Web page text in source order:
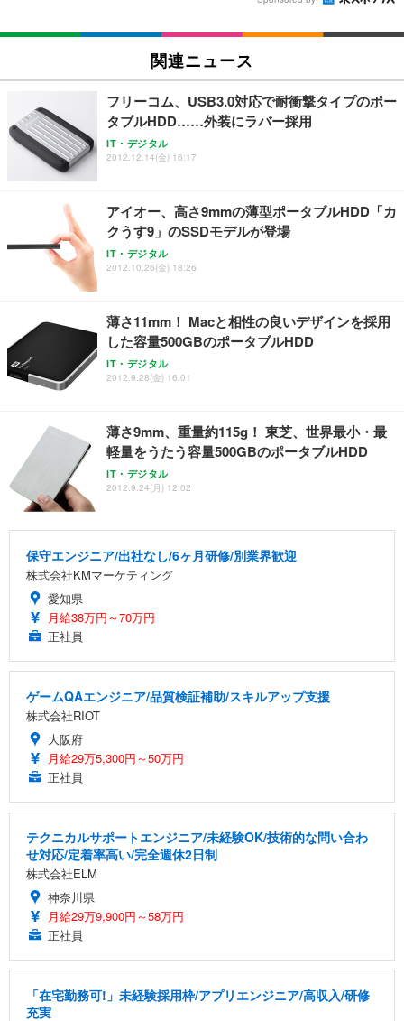
関連ニュース
フリーコム、USB3.0対応で耐衝撃タイプのポー
タブルHDD……外装にラバー採用
IT・デジタル
2012.12.14(金) 16:17
アイオー、高さ9mmの薄型ポータブルHDD「カ
クうす9」のSSDモデルが登場
IT・デジタル
2012.10.26(金) 18:26
薄さ11mm！ Macと相性の良いデザインを採用
した容量500GBのポータブルHDD
IT・デジタル
2012.9.28(金) 16:01
薄さ9mm、重量約115g！ 東芝、世界最小・最
軽量をうたう容量500GBのポータブルHDD
IT・デジタル
2012.9.24(月) 12:02
保守エンジニア/出社なし/6ヶ月研修/別業界歓迎
株式会社KMマーケティング
愛知県
月給38万円～70万円
正社員
ゲームQAエンジニア/品質検証補助/スキルアップ支援
株式会社RIOT
大阪府
月給29万5,300円～50万円
正社員
テクニカルサポートエンジニア/未経験OK/技術的な問い合わ
せ対応/定着率高い/完全週休2日制
株式会社ELM
神奈川県
月給29万9,900円～58万円
正社員
「在宅勤務可!」未経験採用枠/アプリエンジニア/高収入/研修
充実